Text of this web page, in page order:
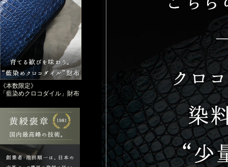
《本数限定》
「藍染めクロコダイル」財布